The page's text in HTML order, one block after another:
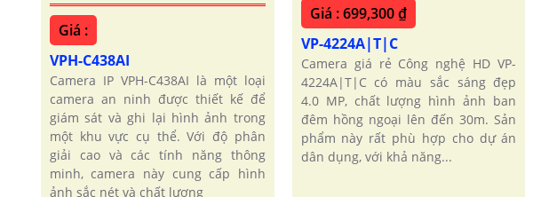
Giá :
VPH-C438AI
Camera IP VPH-C438AI là một loại
camera an ninh được thiết kế để
giám sát và ghi lại hình ảnh trong
một khu vực cụ thể. Với độ phân
giải cao và các tính năng thông
minh, camera này cung cấp hình
ảnh sắc nét và chất lượng
Giá : 699,300 ₫
VP-4224A|T|C
Camera giá rẻ Công nghệ HD VP-
4224A|T|C có màu sắc sáng đẹp
4.0 MP, chất lượng hình ảnh ban
đêm hồng ngoại lên đến 30m. Sản
phẩm này rất phù hợp cho dự án
dân dụng, với khả năng...